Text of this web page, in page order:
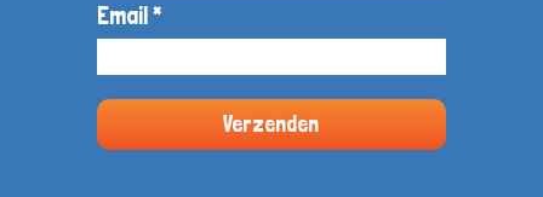
Email *